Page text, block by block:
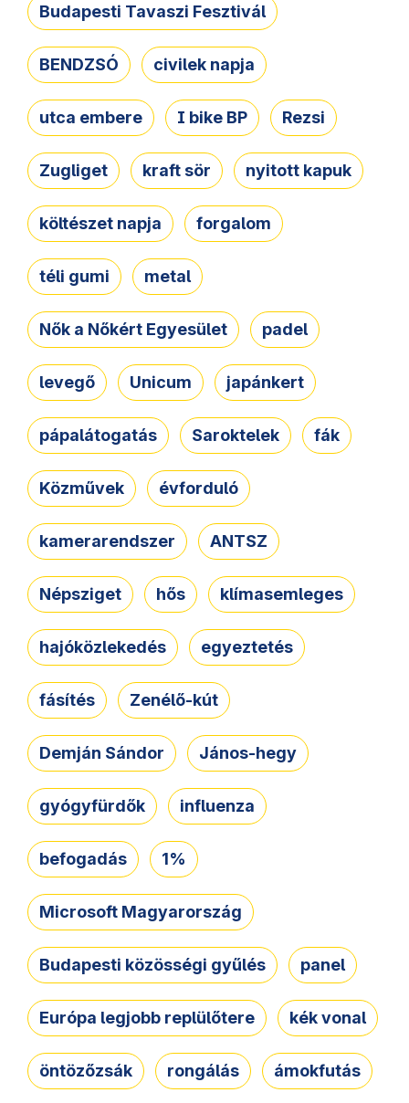
Budapesti Tavaszi Fesztivál
BENDZSÓ civilek napja
utca embere I bike BP Rezsi
Zugliget kraft sör nyitott kapuk
költészet napja forgalom
téli gumi metal
Nők a Nőkért Egyesület padel
levegő Unicum japánkert
pápalátogatás Saroktelek fák
Közművek évforduló
kamerarendszer ANTSZ
Népsziget hős klímasemleges
hajóközlekedés egyeztetés
fásítés Zenélő-kút
Demján Sándor János-hegy
gyógyfürdők influenza
befogadás 1%
Microsoft Magyarország
Budapesti közösségi gyűlés panel
Európa legjobb replülőtere kék vonal
öntözőzsák rongálás ámokfutás